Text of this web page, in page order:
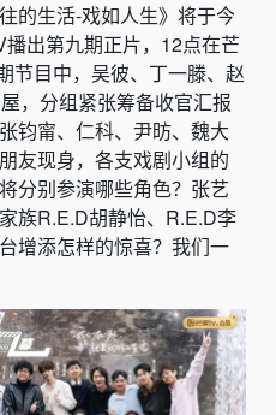
的生活-戏如人生》将于今
出第九期正片，12点在芒
节目中，吴彼、丁一滕、赵
，分组紧张筹备收官汇报
钧甯、仁科、尹昉、魏大
友现身，各支戏剧小组的
分别参演哪些角色？张艺
族R.E.D胡静怡、R.E.D李
增添怎样的惊喜？我们一